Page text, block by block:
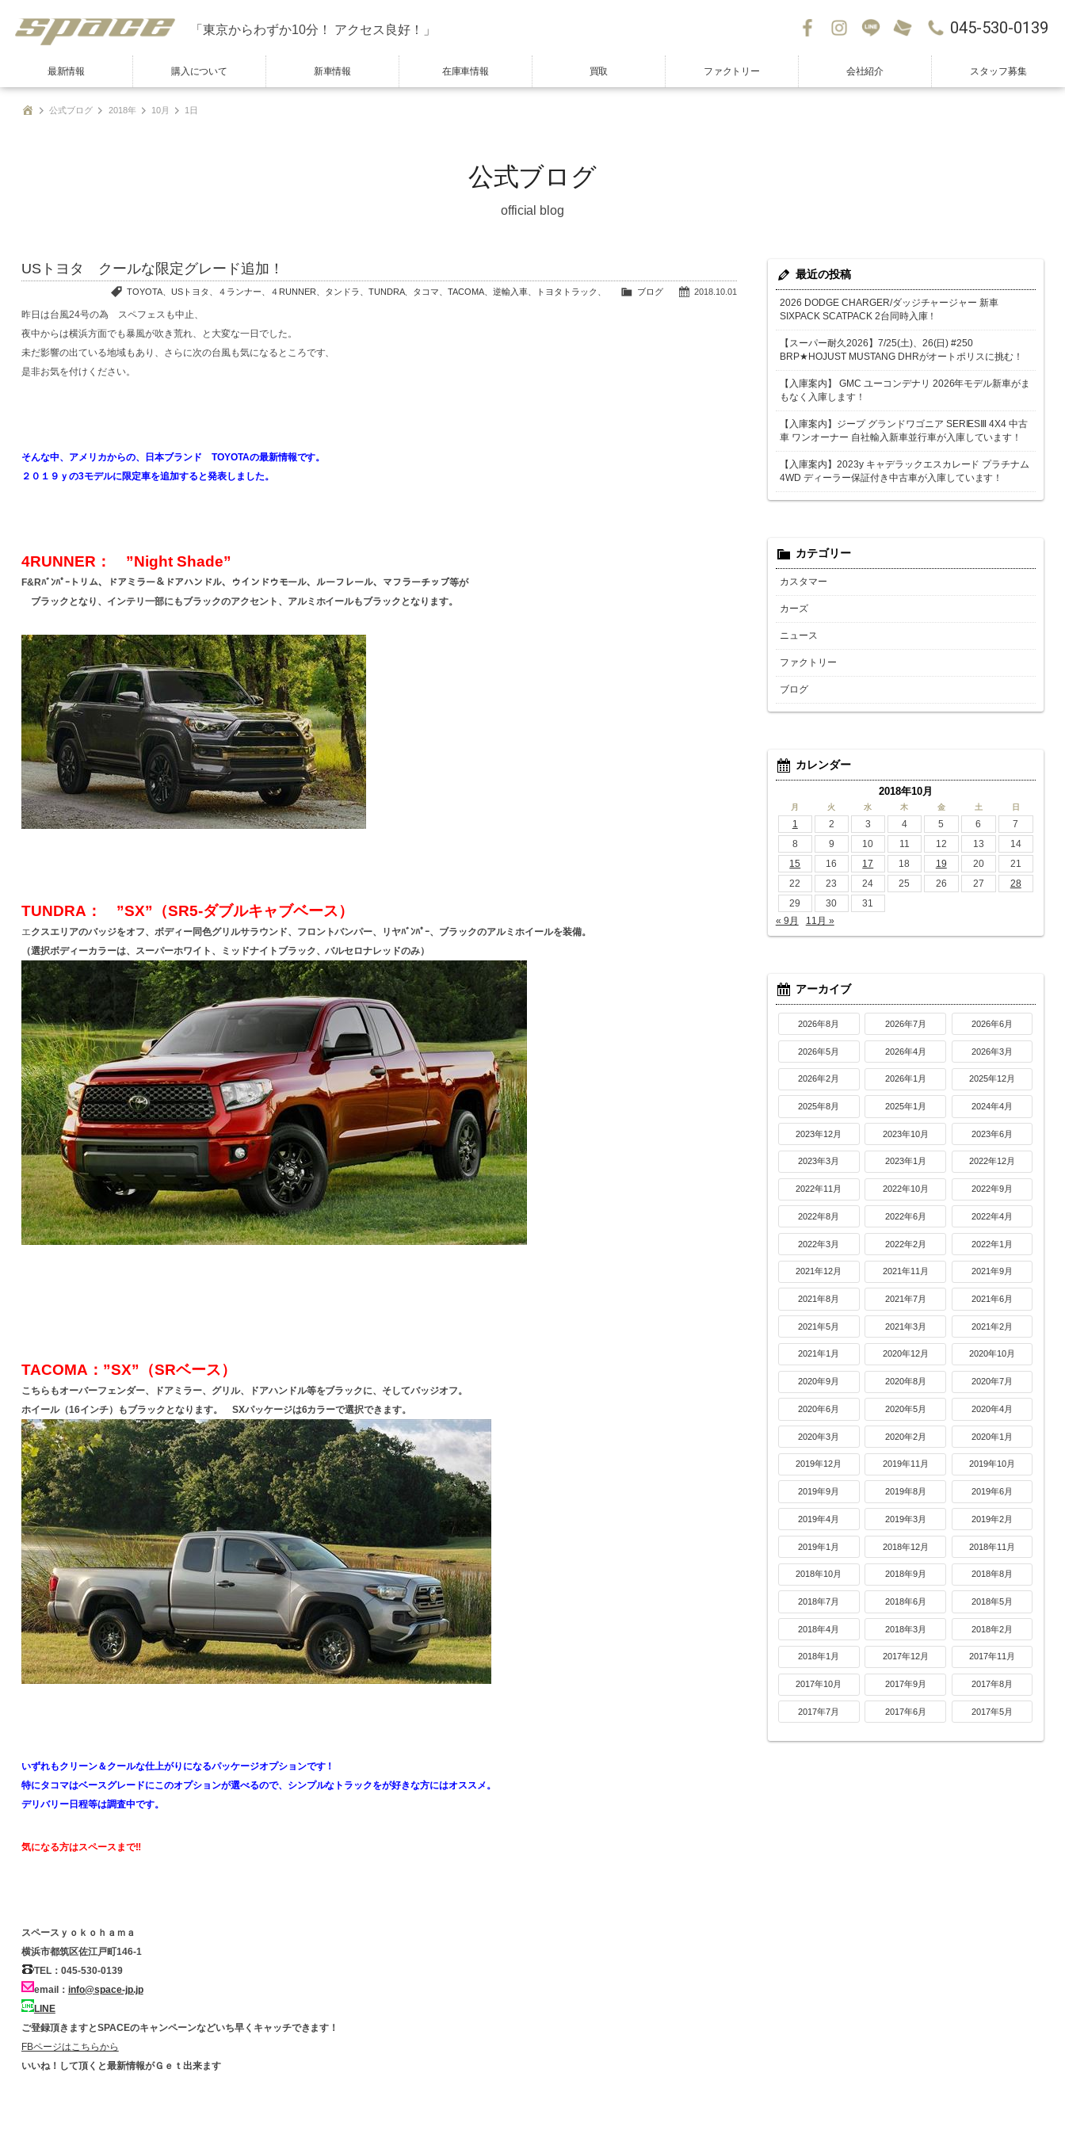
「東京からわずか10分！ アクセス良好！」 045-530-0139
最新情報 購入について 新車情報 在庫車情報 買取 ファクトリー 会社紹介 スタッフ募集
公式ブログ 2018年 10月 1日
公式ブログ
official blog
USトヨタ クールな限定グレード追加！
2018.10.01
ブログ
TOYOTA、USトヨタ、４ランナー、４RUNNER、タンドラ、TUNDRA、タコマ、TACOMA、逆輸入車、トヨタトラック、
昨日は台風24号の為 スペフェスも中止、
夜中からは横浜方面でも暴風が吹き荒れ、と大変な一日でした。
未だ影響の出ている地域もあり、さらに次の台風も気になるところです、
是非お気を付けください。
そんな中、アメリカからの、日本ブランド TOYOTAの最新情報です。
２０１９ｙの3モデルに限定車を追加すると発表しました。
4RUNNER： ”Night Shade”
F&Rﾊﾞﾝﾊﾟｰトリム、ドアミラー＆ドアハンドル、ウインドウモール、ルーフレール、マフラーチップ等が
ブラックとなり、インテリ一部にもブラックのアクセント、アルミホイールもブラックとなります。
TUNDRA： ”SX”（SR5-ダブルキャブベース）
エクスエリアのバッジをオフ、ボディー同色グリルサラウンド、フロントバンパー、リヤﾊﾞﾝﾊﾟｰ、ブラックのアルミホイールを装備。
（選択ボディーカラーは、スーパーホワイト、ミッドナイトブラック、バルセロナレッドのみ）
TACOMA：”SX”（SRベース）
こちらもオーバーフェンダー、ドアミラー、グリル、ドアハンドル等をブラックに、そしてバッジオフ。
ホイール（16インチ）もブラックとなります。 SXパッケージは6カラーで選択できます。
いずれもクリーン＆クールな仕上がりになるパッケージオプションです！
特にタコマはベースグレードにこのオプションが選べるので、シンプルなトラックをが好きな方にはオススメ。
デリバリー日程等は調査中です。
気になる方はスペースまで‼
スペースｙｏｋｏｈａｍａ
横浜市都筑区佐江戸町146-1
TEL：045-530-0139
email： info@space-jp.jp
LINE
ご登録頂きますとSPACEのキャンペーンなどいち早くキャッチできます！
FBページはこちらから
いいね！して頂くと最新情報がＧｅｔ出来ます
最近の投稿
2026 DODGE CHARGER/ダッジチャージャー 新車
SIXPACK SCATPACK 2台同時入庫！
【スーパー耐久2026】7/25(土)、26(日) #250
BRP★HOJUST MUSTANG DHRがオートポリスに挑む！
【入庫案内】 GMC ユーコンデナリ 2026年モデル新車がま
もなく入庫します！
【入庫案内】ジープ グランドワゴニア SERIESⅢ 4X4 中古
車 ワンオーナー 自社輸入新車並行車が入庫しています！
【入庫案内】2023y キャデラックエスカレード プラチナム
4WD ディーラー保証付き中古車が入庫しています！
カテゴリー
カスタマー
カーズ
ニュース
ファクトリー
ブログ
カレンダー
2018年10月
月 火 水 木 金 土 日
1 2 3 4 5 6
7
8
9 10 11 12 13
14
15
16 17 18 19 20
21
22
23 24 25 26 27
28
29
30
31
« 9月
11月 »
アーカイブ
2026年8月 2026年7月 2026年6月
2026年5月 2026年4月 2026年3月
2026年2月 2026年1月 2025年12月
2025年8月 2025年1月 2024年4月
2023年12月 2023年10月 2023年6月
2023年3月 2023年1月 2022年12月
2022年11月 2022年10月 2022年9月
2022年8月 2022年6月 2022年4月
2022年3月 2022年2月 2022年1月
2021年12月 2021年11月 2021年9月
2021年8月 2021年7月 2021年6月
2021年5月 2021年3月 2021年2月
2021年1月 2020年12月 2020年10月
2020年9月 2020年8月 2020年7月
2020年6月 2020年5月 2020年4月
2020年3月 2020年2月 2020年1月
2019年12月 2019年11月 2019年10月
2019年9月 2019年8月 2019年6月
2019年4月 2019年3月 2019年2月
2019年1月 2018年12月 2018年11月
2018年10月 2018年9月 2018年8月
2018年7月 2018年6月 2018年5月
2018年4月 2018年3月 2018年2月
2018年1月 2017年12月 2017年11月
2017年10月 2017年9月 2017年8月
2017年7月 2017年6月 2017年5月